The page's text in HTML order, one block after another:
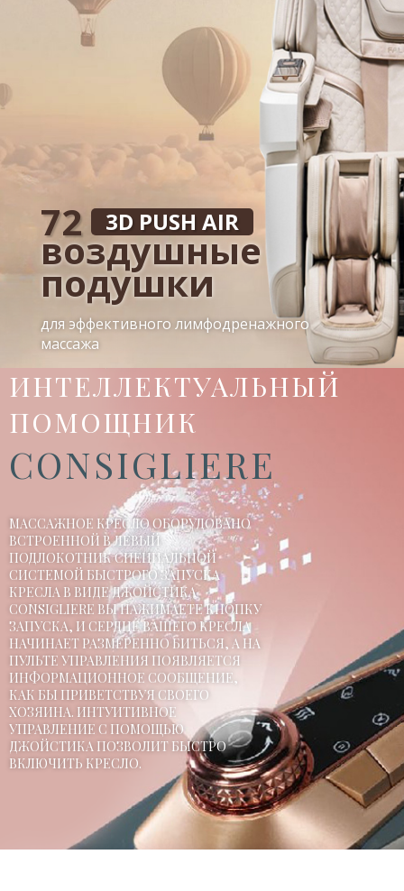
72 3D PUSH AIR
воздушные
подушки
для эффективного лимфодренажного
массажа
ИНТЕЛЛЕКТУАЛЬНЫЙ
ПОМОЩНИК
CONSIGLIERE
МАССАЖНОЕ КРЕСЛО ОБОРУДОВАНО
ВСТРОЕННОЙ В ЛЕВЫЙ
ПОДЛОКОТНИК СПЕЦИАЛЬНОЙ
СИСТЕМОЙ БЫСТРОГО ЗАПУСКА
КРЕСЛА В ВИДЕ ДЖОЙСТИКА
CONSIGLIERE ВЫ НАЖИМАЕТЕ КНОПКУ
ЗАПУСКА, И СЕРДЦЕ ВАШЕГО КРЕСЛА
НАЧИНАЕТ РАЗМЕРЕННО БИТЬСЯ, А НА
ПУЛЬТЕ УПРАВЛЕНИЯ ПОЯВЛЯЕТСЯ
ИНФОРМАЦИОННОЕ СООБЩЕНИЕ,
КАК БЫ ПРИВЕТСТВУЯ СВОЕГО
ХОЗЯИНА. ИНТУИТИВНОЕ
УПРАВЛЕНИЕ С ПОМОЩЬЮ
ДЖОЙСТИКА ПОЗВОЛИТ БЫСТРО
ВКЛЮЧИТЬ КРЕСЛО.